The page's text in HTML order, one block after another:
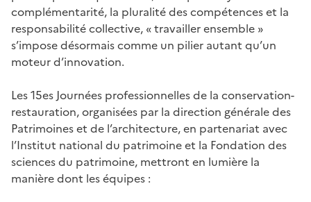
complémentarité, la pluralité des compétences et la
responsabilité collective, « travailler ensemble »
s’impose désormais comme un pilier autant qu’un
moteur d’innovation.
Les 15es Journées professionnelles de la conservation-
restauration, organisées par la direction générale des
Patrimoines et de l’architecture, en partenariat avec
l’Institut national du patrimoine et la Fondation des
sciences du patrimoine, mettront en lumière la
manière dont les équipes :